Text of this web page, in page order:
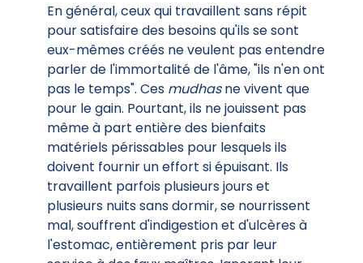
En général, ceux qui travaillent sans répit
pour satisfaire des besoins qu'ils se sont
eux-mêmes créés ne veulent pas entendre
parler de l'immortalité de l'âme, "ils n'en ont
pas le temps". Ces mudhasne vivent que
pour le gain. Pourtant, ils ne jouissent pas
même à part entière des bienfaits
matériels périssables pour lesquels ils
doivent fournir un effort si épuisant. Ils
travaillent parfois plusieurs jours et
plusieurs nuits sans dormir, se nourrissent
mal, souffrent d'indigestion et d'ulcères à
l'estomac, entièrement pris par leur